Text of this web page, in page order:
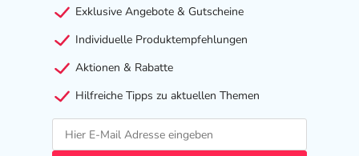
Exklusive Angebote & Gutscheine
Individuelle Produktempfehlungen
Aktionen & Rabatte
Hilfreiche Tipps zu aktuellen Themen